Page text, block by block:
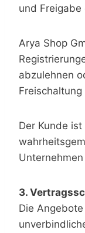
und Freigabe
Arya Shop
abzulehnen
Der Kunde
3.
Die